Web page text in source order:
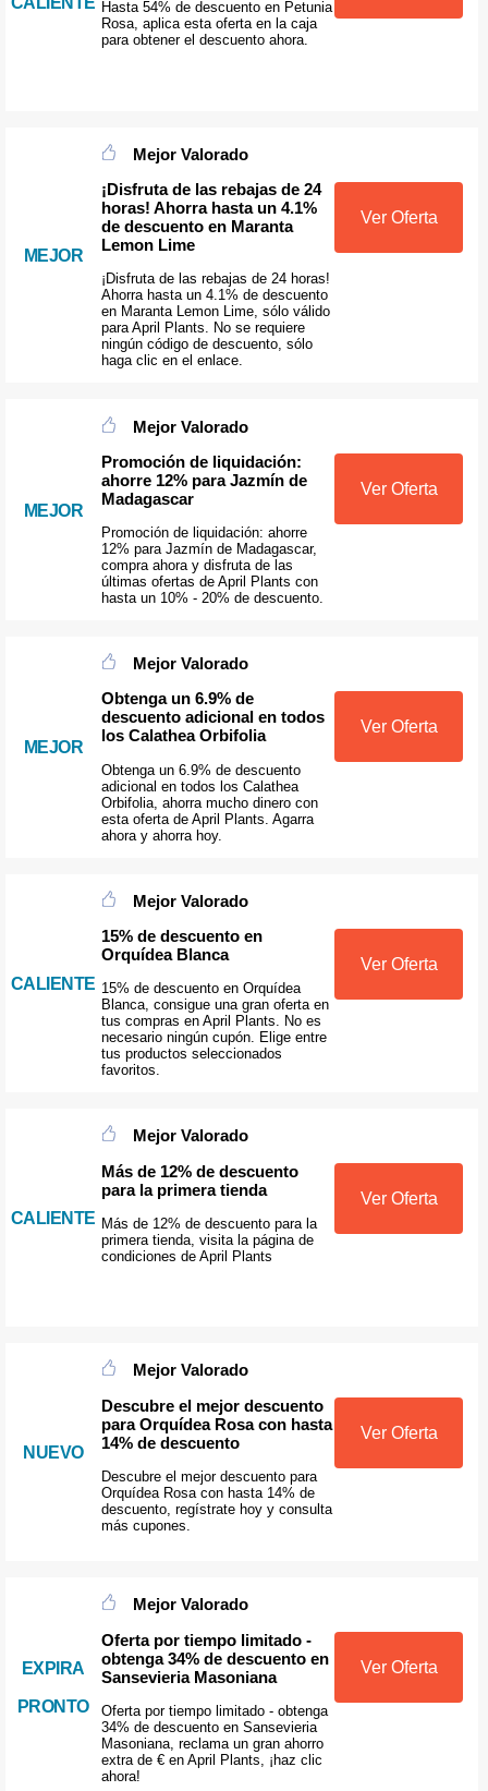
Hasta 54% de descuento en Petunia
Rosa, aplica esta oferta en la caja
para obtener el descuento ahora.
MEJOR
Mejor Valorado
¡Disfruta de las rebajas de 24
horas! Ahorra hasta un 4.1%
de descuento en Maranta
Lemon Lime
¡Disfruta de las rebajas de 24 horas!
Ahorra hasta un 4.1% de descuento
en Maranta Lemon Lime, sólo válido
para April Plants. No se requiere
ningún código de descuento, sólo
haga clic en el enlace.
Ver Oferta
MEJOR
Mejor Valorado
Promoción de liquidación:
ahorre 12% para Jazmín de
Madagascar
Promoción de liquidación: ahorre
12% para Jazmín de Madagascar,
compra ahora y disfruta de las
últimas ofertas de April Plants con
hasta un 10% - 20% de descuento.
Ver Oferta
MEJOR
Mejor Valorado
Obtenga un 6.9% de
descuento adicional en todos
los Calathea Orbifolia
Obtenga un 6.9% de descuento
adicional en todos los Calathea
Orbifolia, ahorra mucho dinero con
esta oferta de April Plants. Agarra
ahora y ahorra hoy.
Ver Oferta
CALIENTE
Mejor Valorado
15% de descuento en
Orquídea Blanca
15% de descuento en Orquídea
Blanca, consigue una gran oferta en
tus compras en April Plants. No es
necesario ningún cupón. Elige entre
tus productos seleccionados
favoritos.
Ver Oferta
CALIENTE
Mejor Valorado
Más de 12% de descuento
para la primera tienda
Más de 12% de descuento para la
primera tienda, visita la página de
condiciones de April Plants
Ver Oferta
NUEVO
Mejor Valorado
Descubre el mejor descuento
para Orquídea Rosa con hasta
14% de descuento
Descubre el mejor descuento para
Orquídea Rosa con hasta 14% de
descuento, regístrate hoy y consulta
más cupones.
Ver Oferta
EXPIRA
PRONTO
Mejor Valorado
Oferta por tiempo limitado -
obtenga 34% de descuento en
Sansevieria Masoniana
Oferta por tiempo limitado - obtenga
34% de descuento en Sansevieria
Masoniana, reclama un gran ahorro
extra de € en April Plants, ¡haz clic
ahora!
Ver Oferta